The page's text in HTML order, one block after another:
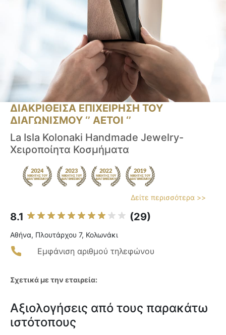
ΔΙΑΚΡΙΘΕΙΣΑ ΕΠΙΧΕΙΡΗΣΗ ΤΟΥ
ΔΙΑΓΩΝΙΣΜΟΥ ‘’ ΑΕΤΟΙ ‘’
La Isla Kolonaki Handmade Jewelry-
Χειροποίητα Κοσμήματα
Δείτε περισσότερα >>
8.1 (29)
Αθήνα, Πλουτάρχου 7, Κολωνάκι
Εμφάνιση αριθμού τηλεφώνου
Σχετικά με την εταιρεία:
Αξιολογήσεις από τους παρακάτω
ιστότοπους